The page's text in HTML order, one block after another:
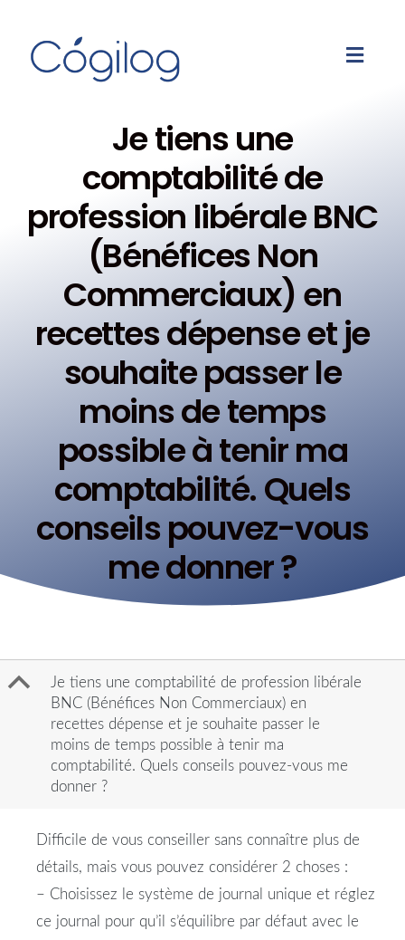
Je tiens une
comptabilité de
profession libérale BNC
(Bénéfices Non
Commerciaux) en
recettes dépense et je
souhaite passer le
moins de temps
possible à tenir ma
comptabilité. Quels
conseils pouvez-vous
me donner ?
B
Je tiens une comptabilité de profession libérale
BNC (Bénéfices Non Commerciaux) en
recettes dépense et je souhaite passer le
moins de temps possible à tenir ma
comptabilité. Quels conseils pouvez-vous me
donner ?
Difficile de vous conseiller sans connaître plus de
détails, mais vous pouvez considérer 2 choses :
– Choisissez le système de journal unique et réglez
ce journal pour qu’il s’équilibre par défaut avec le